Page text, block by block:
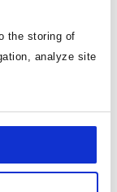
the storing of
analyze site
电压表达式。
(√LC))。
分之一波长的
发生串联谐
因此，我们会